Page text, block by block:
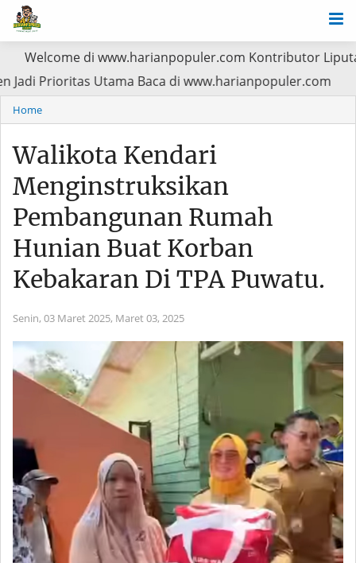
di www.harianpopuler.com Kontributor Liputan
Pasien Jadi Prioritas Utama Baca di
Home
Walikota Kendari
Menginstruksikan
Pembangunan Rumah
Hunian Buat Korban
Kebakaran Di TPA Puwatu.
Senin, 03 Maret 2025, Maret 03, 2025